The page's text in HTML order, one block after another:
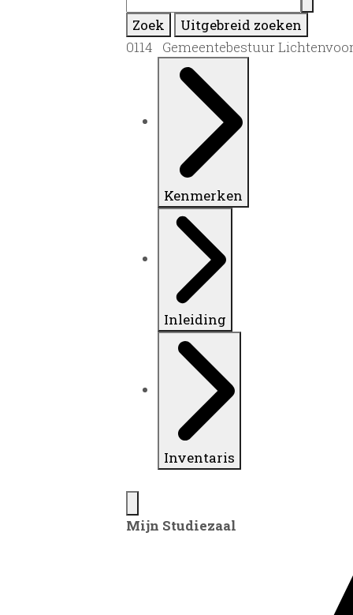
Zoek
Uitgebreid zoeken
0114 Gemeentebestuur
Kenmerken
Inleiding
Inventaris
Mijn Studiezaal